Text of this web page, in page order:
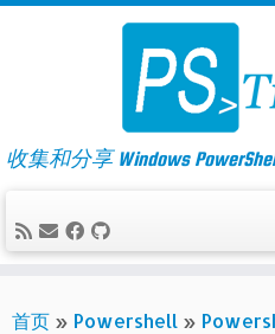
Skip
收集和分享 Windows
首页 » Powershell »